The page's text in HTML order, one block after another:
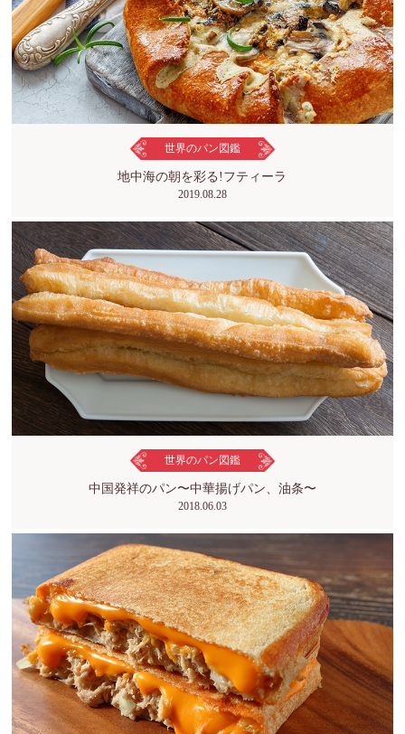
世界のパン図鑑
地中海の朝を彩る!フティーラ
2019.08.28
世界のパン図鑑
中国発祥のパン〜中華揚げパン、油条〜
2018.06.03